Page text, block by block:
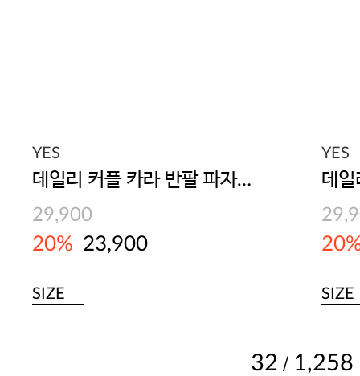
YES
데일리 커플 카라 반팔 파자마 세트(남녀공용) 피치
29,900
20% 23,900
SIZE
YES
SIZE
32 / 1,258